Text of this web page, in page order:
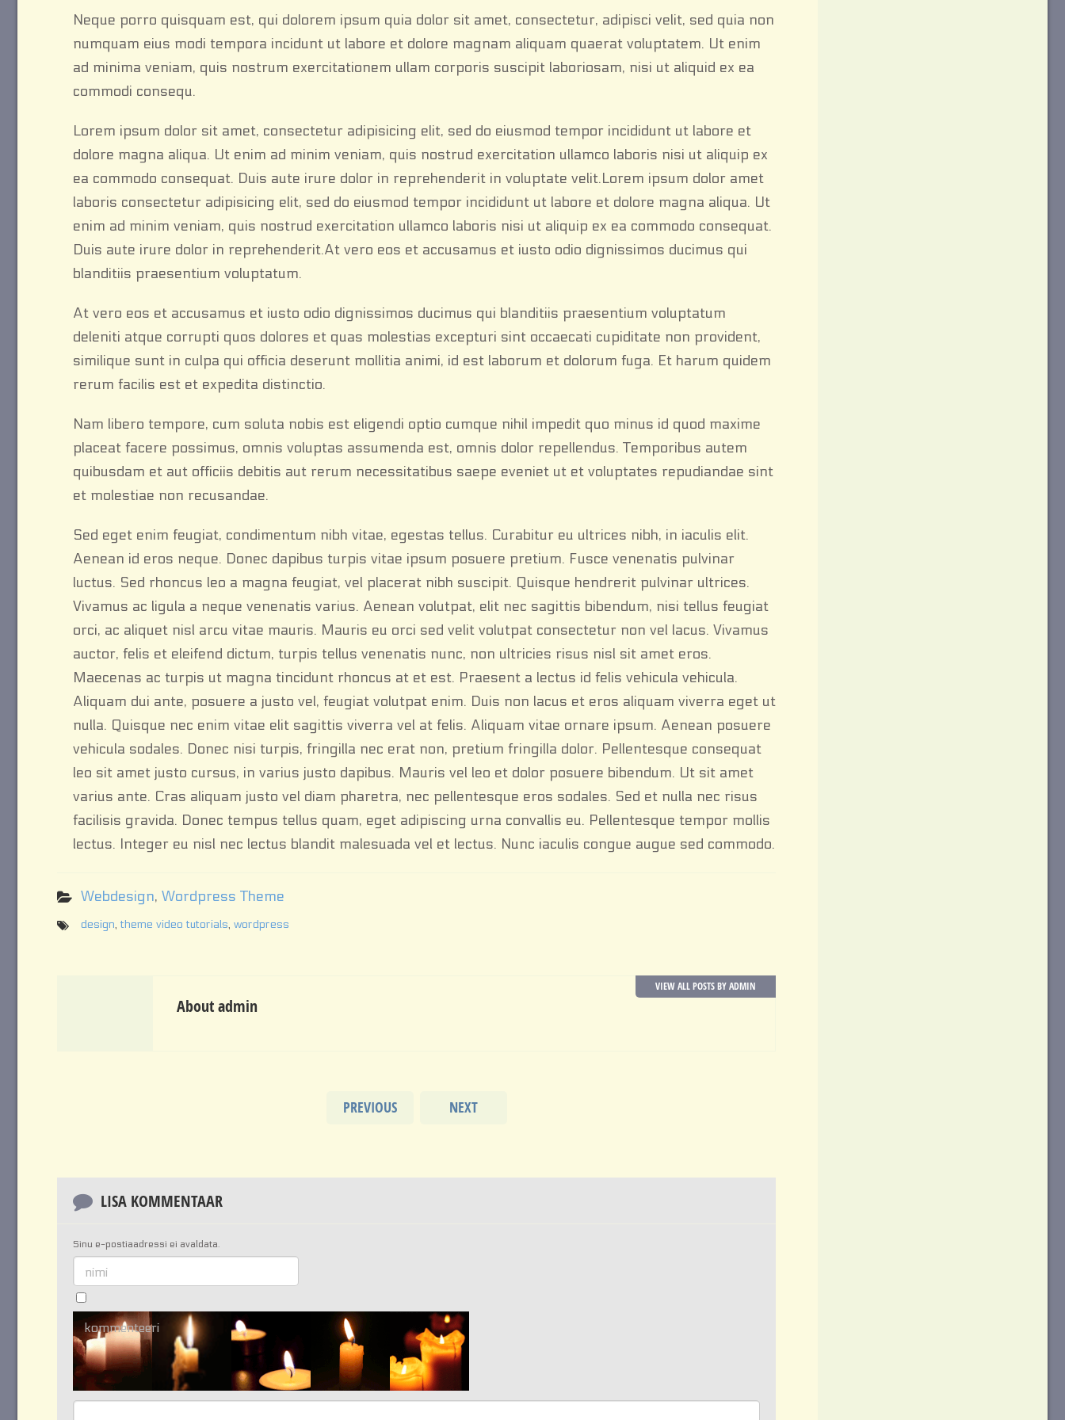
Neque porro quisquam est, qui dolorem ipsum quia dolor sit amet, consectetur, adipisci velit, sed quia non
numquam eius modi tempora incidunt ut labore et dolore magnam aliquam quaerat voluptatem. Ut enim
ad minima veniam, quis nostrum exercitationem ullam corporis suscipit laboriosam, nisi ut aliquid ex ea
commodi consequ.
Lorem ipsum dolor sit amet, consectetur adipisicing elit, sed do eiusmod tempor incididunt ut labore et
dolore magna aliqua. Ut enim ad minim veniam, quis nostrud exercitation ullamco laboris nisi ut aliquip ex
ea commodo consequat. Duis aute irure dolor in reprehenderit in voluptate velit.Lorem ipsum dolor amet
laboris consectetur adipisicing elit, sed do eiusmod tempor incididunt ut labore et dolore magna aliqua. Ut
enim ad minim veniam, quis nostrud exercitation ullamco laboris nisi ut aliquip ex ea commodo consequat.
Duis aute irure dolor in reprehenderit.At vero eos et accusamus et iusto odio dignissimos ducimus qui
blanditiis praesentium voluptatum.
At vero eos et accusamus et iusto odio dignissimos ducimus qui blanditiis praesentium voluptatum
deleniti atque corrupti quos dolores et quas molestias excepturi sint occaecati cupiditate non provident,
similique sunt in culpa qui officia deserunt mollitia animi, id est laborum et dolorum fuga. Et harum quidem
rerum facilis est et expedita distinctio.
Nam libero tempore, cum soluta nobis est eligendi optio cumque nihil impedit quo minus id quod maxime
placeat facere possimus, omnis voluptas assumenda est, omnis dolor repellendus. Temporibus autem
quibusdam et aut officiis debitis aut rerum necessitatibus saepe eveniet ut et voluptates repudiandae sint
et molestiae non recusandae.
Sed eget enim feugiat, condimentum nibh vitae, egestas tellus. Curabitur eu ultrices nibh, in iaculis elit.
Aenean id eros neque. Donec dapibus turpis vitae ipsum posuere pretium. Fusce venenatis pulvinar
luctus. Sed rhoncus leo a magna feugiat, vel placerat nibh suscipit. Quisque hendrerit pulvinar ultrices.
Vivamus ac ligula a neque venenatis varius. Aenean volutpat, elit nec sagittis bibendum, nisi tellus feugiat
orci, ac aliquet nisl arcu vitae mauris. Mauris eu orci sed velit volutpat consectetur non vel lacus. Vivamus
auctor, felis et eleifend dictum, turpis tellus venenatis nunc, non ultricies risus nisl sit amet eros.
Maecenas ac turpis ut magna tincidunt rhoncus at et est. Praesent a lectus id felis vehicula vehicula.
Aliquam dui ante, posuere a justo vel, feugiat volutpat enim. Duis non lacus et eros aliquam viverra eget ut
nulla. Quisque nec enim vitae elit sagittis viverra vel at felis. Aliquam vitae ornare ipsum. Aenean posuere
vehicula sodales. Donec nisi turpis, fringilla nec erat non, pretium fringilla dolor. Pellentesque consequat
leo sit amet justo cursus, in varius justo dapibus. Mauris vel leo et dolor posuere bibendum. Ut sit amet
varius ante. Cras aliquam justo vel diam pharetra, nec pellentesque eros sodales. Sed et nulla nec risus
facilisis gravida. Donec tempus tellus quam, eget adipiscing urna convallis eu. Pellentesque tempor mollis
lectus. Integer eu nisl nec lectus blandit malesuada vel et lectus. Nunc iaculis congue augue sed commodo.
Webdesign, Wordpress Theme
design, theme video tutorials, wordpress
About admin
VIEW ALL POSTS BY ADMIN
PREVIOUS NEXT
LISA KOMMENTAAR
Sinu e-postiaadressi ei avaldata.
nimi
kommenteeri